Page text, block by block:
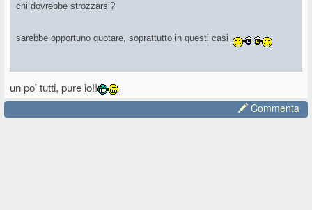
chi dovrebbe strozzarsi?
sarebbe opportuno quotare, soprattutto in questi casi
Edited 9 Mar. 2008 16:20
un po' tutti, pure io!!
Commenta